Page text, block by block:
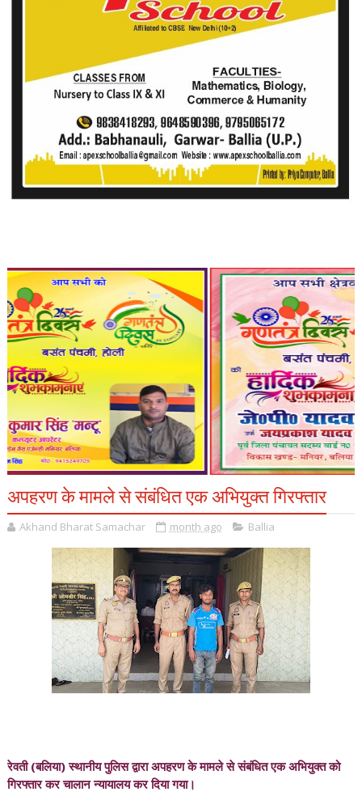
अपहरण के मामले से संबंधित एक अभियुक्त गिरफ्तार
Akhand Bharat Samachar month ago Ballia
रेवती (बलिया) स्थानीय पुलिस द्वारा अपहरण के मामले से संबंधित एक अभियुक्त को
गिरफ्तार कर चालान न्यायालय कर दिया गया।